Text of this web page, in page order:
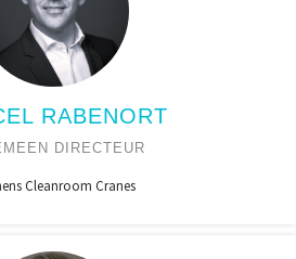
RABENORT
DIRECTEUR
Cleanroom Cranes